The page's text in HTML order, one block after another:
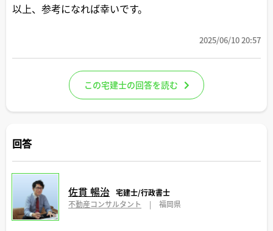
以上、参考になれば幸いです。
2025/06/10 20:57
この宅建士の回答を読む
回答
佐貫 暢治 宅建士/行政書士
不動産コンサルタント
| 福岡県